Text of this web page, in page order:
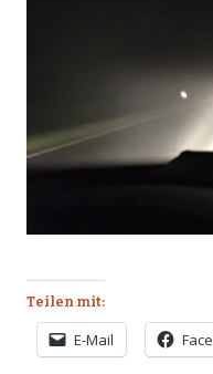
Teilen mit:
E-Mail